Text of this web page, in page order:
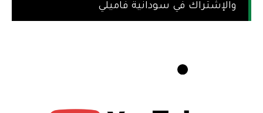
والإشتراك في سودانية فاميلي